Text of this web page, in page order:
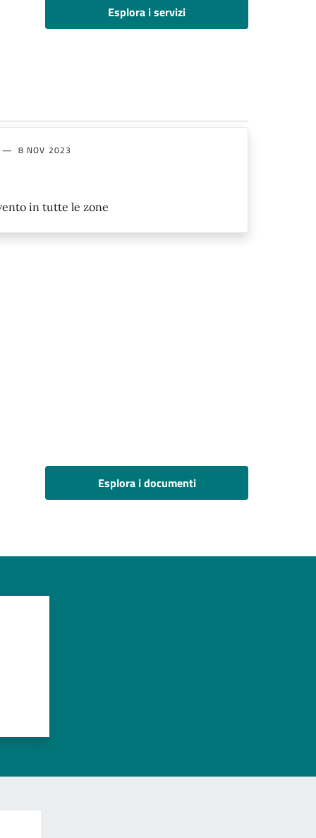
Esplora i servizi
8 NOV 2023
in tutte le zone
Esplora i documenti